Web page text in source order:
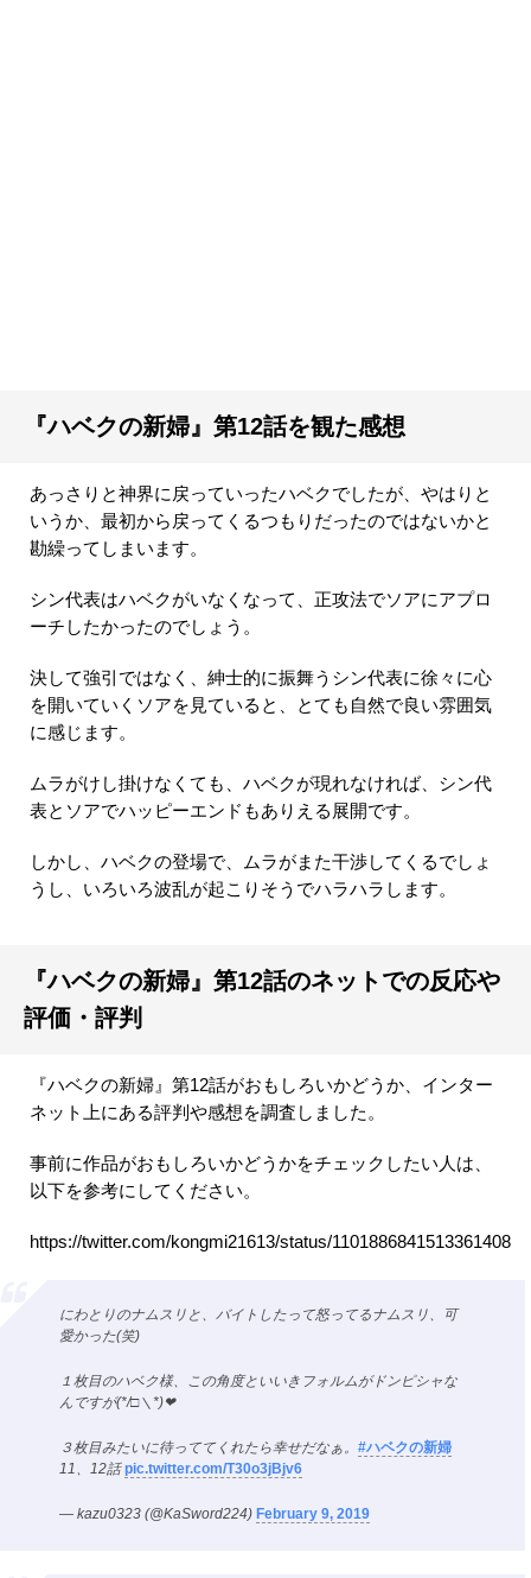
『ハベクの新婦』第12話を観た感想
あっさりと神界に戻っていったハベクでしたが、やはりと
いうか、最初から戻ってくるつもりだったのではないかと
勘繰ってしまいます。
シン代表はハベクがいなくなって、正攻法でソアにアプロ
ーチしたかったのでしょう。
決して強引ではなく、紳士的に振舞うシン代表に徐々に心
を開いていくソアを見ていると、とても自然で良い雰囲気
に感じます。
ムラがけし掛けなくても、ハベクが現れなければ、シン代
表とソアでハッピーエンドもありえる展開です。
しかし、ハベクの登場で、ムラがまた干渉してくるでしょ
うし、いろいろ波乱が起こりそうでハラハラします。
『ハベクの新婦』第12話のネットでの反応や
評価・評判
『ハベクの新婦』第12話がおもしろいかどうか、インター
ネット上にある評判や感想を調査しました。
事前に作品がおもしろいかどうかをチェックしたい人は、
以下を参考にしてください。
https://twitter.com/kongmi21613/status/1101886841513361408
にわとりのナムスリと、バイトしたって怒ってるナムスリ、可
愛かった(笑)
１枚目のハベク様、この角度といいきフォルムがドンピシャな
んですが(*/□＼*)❤
３枚目みたいに待っててくれたら幸せだなぁ。 #ハベクの新婦
11、12話pic.twitter.com/T30o3jBjv6
— kazu0323 (@KaSword224) February 9, 2019